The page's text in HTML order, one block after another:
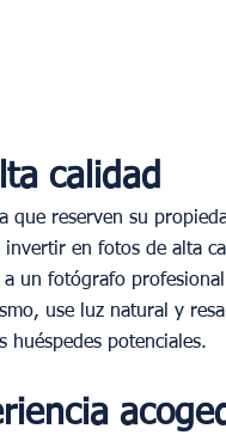
calidad
que reserven su
invertir en fotos de alta
un fotógrafo
use luz natural y
huéspedes potenciales.